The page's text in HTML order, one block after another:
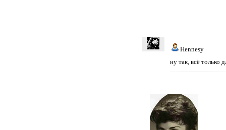
Hennesy
ну так, всё только